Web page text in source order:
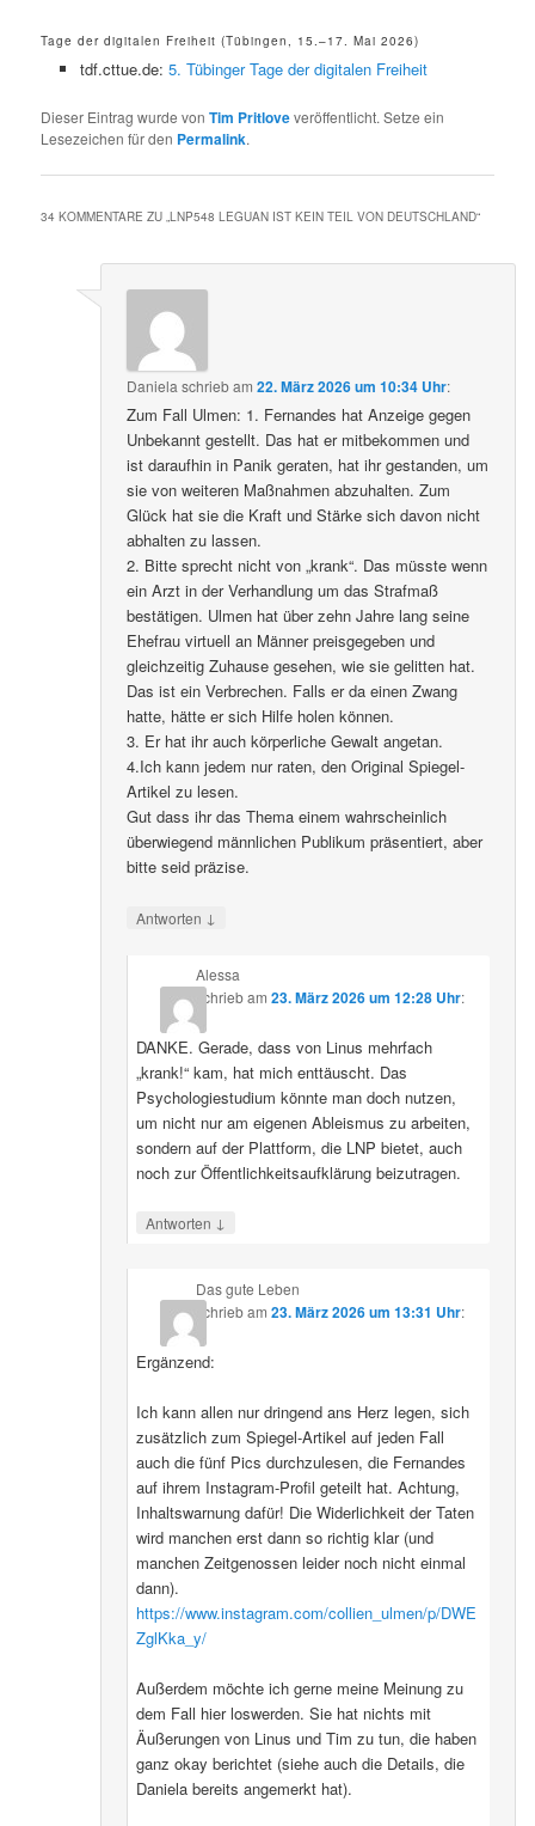
Tage der digitalen Freiheit (Tübingen, 15.–17. Mai 2026)
tdf.cttue.de: 5. Tübinger Tage der digitalen Freiheit
Dieser Eintrag wurde vonTim Pritloveveröffentlicht. Setze ein
Lesezeichen für den Permalink.
34 KOMMENTARE ZU „LNP548 LEGUAN IST KEIN TEIL VON DEUTSCHLAND“
Daniela schriebam22. März 2026 um 10:34 Uhr:
Zum Fall Ulmen: 1. Fernandes hat Anzeige gegen
Unbekannt gestellt. Das hat er mitbekommen und
ist daraufhin in Panik geraten, hat ihr gestanden, um
sie von weiteren Maßnahmen abzuhalten. Zum
Glück hat sie die Kraft und Stärke sich davon nicht
abhalten zu lassen.
2. Bitte sprecht nicht von „krank“. Das müsste wenn
ein Arzt in der Verhandlung um das Strafmaß
bestätigen. Ulmen hat über zehn Jahre lang seine
Ehefrau virtuell an Männer preisgegeben und
gleichzeitig Zuhause gesehen, wie sie gelitten hat.
Das ist ein Verbrechen. Falls er da einen Zwang
hatte, hätte er sich Hilfe holen können.
3. Er hat ihr auch körperliche Gewalt angetan.
4.Ich kann jedem nur raten, den Original Spiegel-
Artikel zu lesen.
Gut dass ihr das Thema einem wahrscheinlich
überwiegend männlichen Publikum präsentiert, aber
bitte seid präzise.
Antworten ↓
Alessa
schriebam 23. März 2026 um 12:28 Uhr:
DANKE. Gerade, dass von Linus mehrfach
„krank!“ kam, hat mich enttäuscht. Das
Psychologiestudium könnte man doch nutzen,
um nicht nur am eigenen Ableismus zu arbeiten,
sondern auf der Plattform, die LNP bietet, auch
noch zur Öffentlichkeitsaufklärung beizutragen.
Antworten ↓
Das gute Leben
schriebam 23. März 2026 um 13:31 Uhr:
Ergänzend:
Ich kann allen nur dringend ans Herz legen, sich
zusätzlich zum Spiegel-Artikel auf jeden Fall
auch die fünf Pics durchzulesen, die Fernandes
auf ihrem Instagram-Profil geteilt hat. Achtung,
Inhaltswarnung dafür! Die Widerlichkeit der Taten
wird manchen erst dann so richtig klar (und
manchen Zeitgenossen leider noch nicht einmal
dann).
https://www.instagram.com/collien_ulmen/p/DWE
ZglKka_y/
Außerdem möchte ich gerne meine Meinung zu
dem Fall hier loswerden. Sie hat nichts mit
Äußerungen von Linus und Tim zu tun, die haben
ganz okay berichtet (siehe auch die Details, die
Daniela bereits angemerkt hat).